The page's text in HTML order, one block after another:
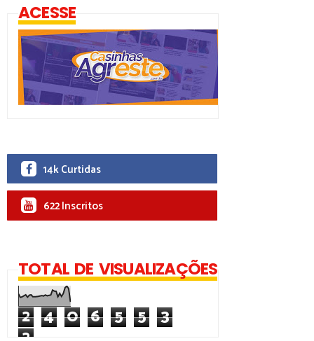
ACESSE
14k Curtidas
622 Inscritos
TOTAL DE VISUALIZAÇÕES
2 4 0 6 5 5 3